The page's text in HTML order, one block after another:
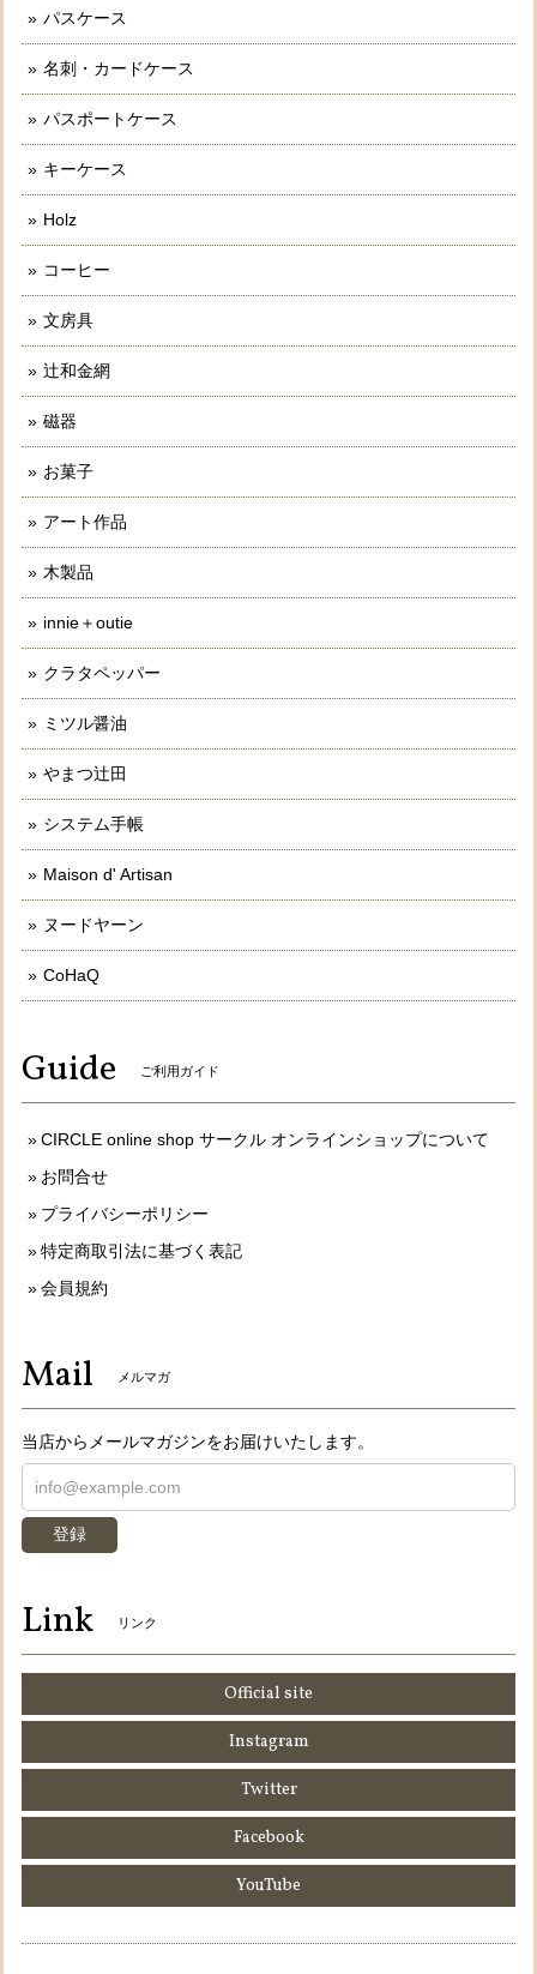
パスケース
名刺・カードケース
パスポートケース
キーケース
Holz
コーヒー
文房具
辻和金網
磁器
お菓子
アート作品
木製品
innie＋outie
クラタペッパー
ミツル醤油
やまつ辻田
システム手帳
Maison d' Artisan
ヌードヤーン
CoHaQ
Guide ご利用ガイド
CIRCLE online shop サークル オンラインショップについて
お問合せ
プライバシーポリシー
特定商取引法に基づく表記
会員規約
Mail メルマガ
当店からメールマガジンをお届けいたします。
登録
Link リンク
Official site
Instagram
Twitter
Facebook
YouTube